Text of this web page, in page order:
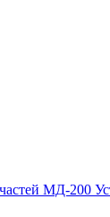
МД-200